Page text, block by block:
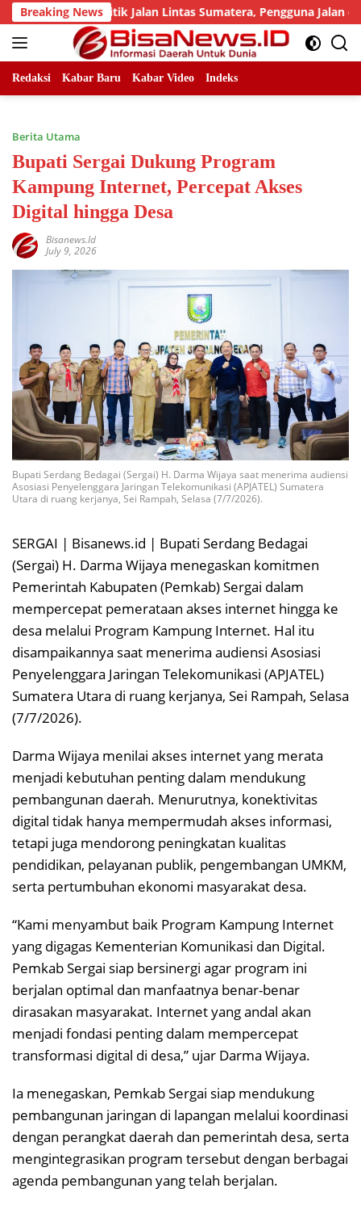
Skip
to
content
Breaking News
Titik Jalan Lintas Sumatera, Pengguna Jalan diimbau
Redaksi Kabar Baru Kabar Video Indeks
Berita Utama
Bupati Sergai Dukung Program
Kampung Internet, Percepat Akses
Digital hingga Desa
Bisanews.id
July 9, 2026
Bupati Serdang Bedagai (Sergai) H. Darma Wijaya saat menerima audiensi
Asosiasi Penyelenggara Jaringan Telekomunikasi (APJATEL) Sumatera
Utara di ruang kerjanya, Sei Rampah, Selasa (7/7/2026).
SERGAI | Bisanews.id | Bupati Serdang Bedagai
(Sergai) H. Darma Wijaya menegaskan komitmen
Pemerintah Kabupaten (Pemkab) Sergai dalam
mempercepat pemerataan akses internet hingga ke
desa melalui Program Kampung Internet. Hal itu
disampaikannya saat menerima audiensi Asosiasi
Penyelenggara Jaringan Telekomunikasi (APJATEL)
Sumatera Utara di ruang kerjanya, Sei Rampah, Selasa
(7/7/2026).
Darma Wijaya menilai akses internet yang merata
menjadi kebutuhan penting dalam mendukung
pembangunan daerah. Menurutnya, konektivitas
digital tidak hanya mempermudah akses informasi,
tetapi juga mendorong peningkatan kualitas
pendidikan, pelayanan publik, pengembangan UMKM,
serta pertumbuhan ekonomi masyarakat desa.
“Kami menyambut baik Program Kampung Internet
yang digagas Kementerian Komunikasi dan Digital.
Pemkab Sergai siap bersinergi agar program ini
berjalan optimal dan manfaatnya benar-benar
dirasakan masyarakat. Internet yang andal akan
menjadi fondasi penting dalam mempercepat
transformasi digital di desa,” ujar Darma Wijaya.
Ia menegaskan, Pemkab Sergai siap mendukung
pembangunan jaringan di lapangan melalui koordinasi
dengan perangkat daerah dan pemerintah desa, serta
mengintegrasikan program tersebut dengan berbagai
agenda pembangunan yang telah berjalan.